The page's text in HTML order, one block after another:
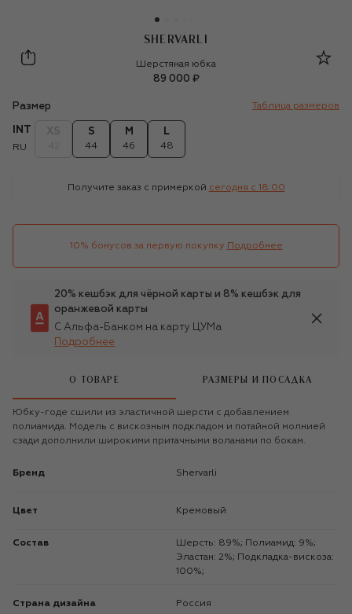
SHERVARLI
Shervarli
Шерстяная юбка
89 000 ₽
Размер Таблица размеров
INT
RU
S
44
M
46
L
48
Получите заказ с примеркой сегодня c 18:00
10% бонусов за первую покупку Подробнее
20% кешбэк для чёрной карты и 8% кешбэк для
оранжевой карты
С Альфа-Банком на карту ЦУМа
Подробнее
О ТОВАРЕ РАЗМЕРЫ И ПОСАДКА
Юбку-годе сшили из эластичной шерсти с добавлением
полиамида. Модель с вискозным подкладом и потайной молнией
сзади дополнили широкими притачными воланами по бокам.
Бренд Shervarli
Цвет Кремовый
Состав
Шерсть: 89%; Полиамид: 9%;
Эластан: 2%; Подкладка-вискоза:
100%;
Страна дизайна Россия